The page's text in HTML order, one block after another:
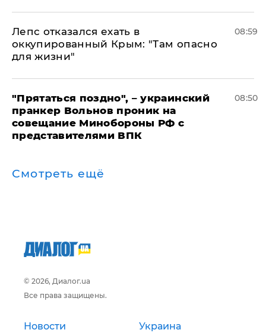
Лепс отказался ехать в
оккупированный Крым: "Там опасно
для жизни"
08:59
"Прятаться поздно", – украинский
пранкер Вольнов проник на
совещание Минобороны РФ с
представителями ВПК
08:50
Смотреть ещё
© 2026, Диалог.ua
Все права защищены.
Новости Украина